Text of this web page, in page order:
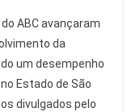
ABC avançaram
da
um desempenho
Estado de São
divulgados pelo